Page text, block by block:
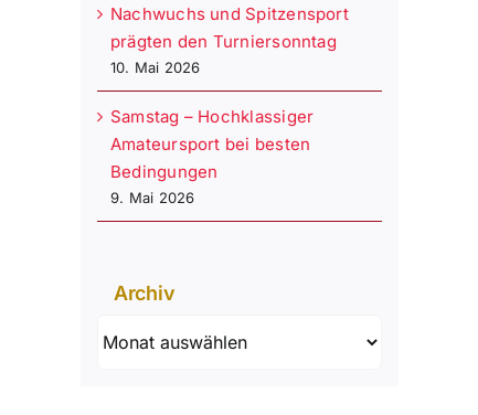
Nachwuchs und Spitzensport
prägten den Turniersonntag
10. Mai 2026
Samstag – Hochklassiger
Amateursport bei besten
Bedingungen
9. Mai 2026
Archiv